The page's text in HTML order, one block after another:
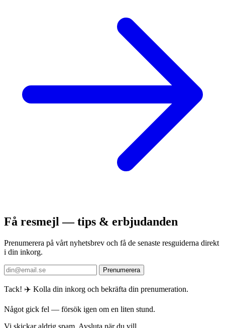
Få resmejl — tips & erbjudanden
Prenumerera på vårt nyhetsbrev och få de senaste resguiderna direkt
i din inkorg.
Prenumerera
Tack! ✈️ Kolla din inkorg och bekräfta din prenumeration.
Något gick fel — försök igen om en liten stund.
Vi skickar aldrig spam. Avsluta när du vill.